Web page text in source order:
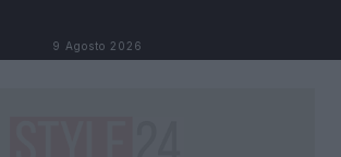
9 Agosto 2026